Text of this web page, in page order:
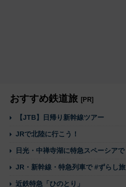
おすすめ鉄道旅 [PR]
【JTB】日帰り新幹線ツアー
JRで北陸に行こう！
日光・中禅寺湖に特急スペーシアで
JR・新幹線・特急列車で #ずらし旅
近鉄特急「ひのとり」